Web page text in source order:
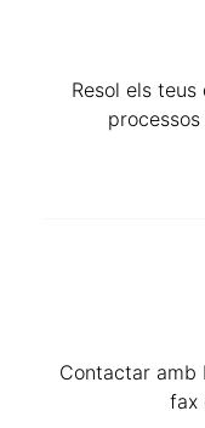
Resol els
Contactar amb
fax